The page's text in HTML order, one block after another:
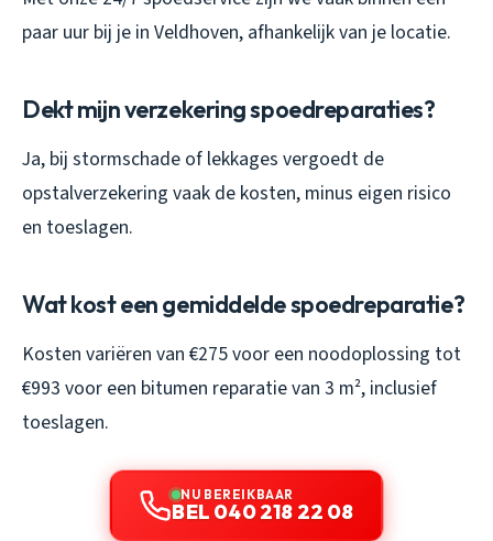
paar uur bij je in Veldhoven, afhankelijk van je locatie.
Dekt mijn verzekering spoedreparaties?
Ja, bij stormschade of lekkages vergoedt de
opstalverzekering vaak de kosten, minus eigen risico
en toeslagen.
Wat kost een gemiddelde spoedreparatie?
Kosten variëren van €275 voor een noodoplossing tot
€993 voor een bitumen reparatie van 3 m², inclusief
toeslagen.
NU BEREIKBAAR
BEL 040 218 22 08